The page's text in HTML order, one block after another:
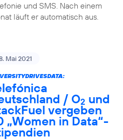
und SMS. Nach einem
läuft er automatisch aus.
Mai 2021
:
/ O2 und
vergeben
„Women in Data“-